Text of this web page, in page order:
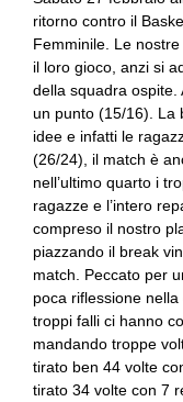
ritorno contro il
Femminile. Le
il loro gioco, anzi si
della squadra ospite.
un punto (15/16). La
idee e infatti le
(26/24), il match è
nell’ultimo quarto i
ragazze e l’intero
compreso il nostro
piazzando il break
match. Peccato per
poca riflessione
troppi falli ci hanno
mandando troppe
tirato ben 44 volte
tirato 34 volte con 7